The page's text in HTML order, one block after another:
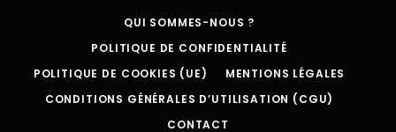
QUI SOMMES-NOUS ?
POLITIQUE DE CONFIDENTIALITÉ
POLITIQUE DE COOKIES (UE)
MENTIONS LÉGALES
CONDITIONS GÉNÉRALES D’UTILISATION (CGU)
CONTACT